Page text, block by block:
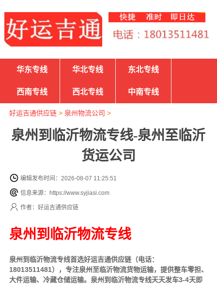
华东专线 华北专线 东北专线
西南专线 西北专线 中南专线
好运吉通供应链> 泉州物流公司 >
泉州到临沂物流专线-泉州至临沂
货运公司
编辑发布时间：2026-08-07 11:25:51
信息来源：https://www.syjiasi.com
作者：好运吉通供应链
泉州到临沂物流专线
泉州到临沂物流专线首选好运吉通供应链（电话：
18013511481），专注泉州至临沂物流货物运输，提供整车零担、
大件运输、冷藏仓储运输。泉州到临沂物流专线天天发车3-4天即